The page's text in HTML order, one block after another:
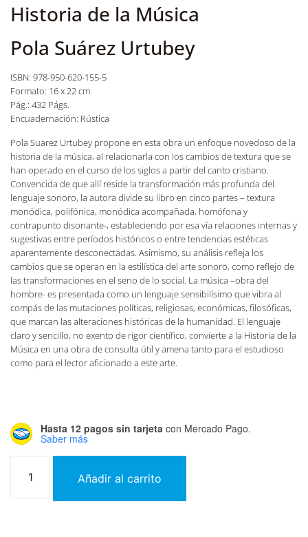
Historia de la Música
Pola Suárez Urtubey
ISBN: 978-950-620-155-5
Formato: 16 x 22 cm
Pág.: 432 Págs.
Encuadernación: Rústica
Pola Suarez Urtubey propone en esta obra un enfoque novedoso de la
historia de la música, al relacionarla con los cambios de textura que se
han operado en el curso de los siglos a partir del canto cristiano.
Convencida de que allí reside la transformación más profunda del
lenguaje sonoro, la autora divide su libro en cinco partes – textura
monódica, polifónica, monódica acompañada, homófona y
contrapunto disonante-, estableciendo por esa vía relaciones internas y
sugestivas entre períodos históricos o entre tendencias estéticas
aparentemente desconectadas. Asimismo, su análisis refleja los
cambios que se operan en la estilística del arte sonoro, como reflejo de
las transformaciones en el seno de lo social. La música –obra del
hombre- es presentada como un lenguaje sensibilísimo que vibra al
compás de las mutaciones políticas, religiosas, económicas, filosóficas,
que marcan las alteraciones históricas de la humanidad. El lenguaje
claro y sencillo, no exento de rigor científico, convierte a la Historia de la
Música en una obra de consulta útil y amena tanto para el estudioso
como para el lector aficionado a este arte.
Hasta 12 pagos sin tarjeta con Mercado Pago.
Saber más
Añadir al carrito